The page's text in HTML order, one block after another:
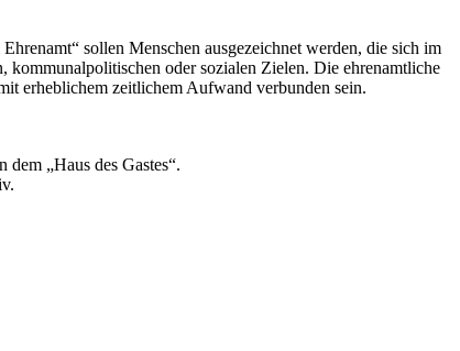
sollen Menschen ausgezeichnet werden, die sich im
oder sozialen Zielen. Die ehrenamtliche
erheblichem zeitlichem Aufwand verbunden sein.
„Haus des Gastes“.